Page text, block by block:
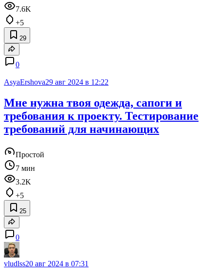
7.6K
+5
29
0
AsyaErshova29 авг 2024 в 12:22
Мне нужна твоя одежда, сапоги и
требования к проекту. Тестирование
требований для начинающих
Простой
7 мин
3.2K
+5
25
0
vludlss20 авг 2024 в 07:31